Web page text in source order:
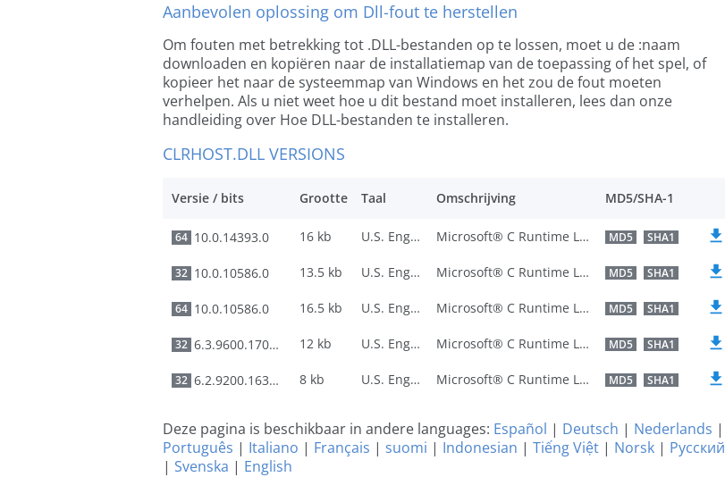
Aanbevolen oplossing om Dll-fout te herstellen
Om fouten met betrekking tot .DLL-bestanden op te lossen, moet u de :naam
downloaden en kopiëren naar de installatiemap van de toepassing of het spel, of
kopieer het naar de systeemmap van Windows en het zou de fout moeten
verhelpen. Als u niet weet hoe u dit bestand moet installeren, lees dan onze
handleiding over Hoe DLL-bestanden te installeren.
CLRHOST.DLL VERSIONS
Versie / bits Grootte Taal Omschrijving MD5/SHA-1
64 10.0.14393.0 16 kb U.S. English Microsoft® C Runtime Library MD5 SHA1
32 10.0.10586.0 13.5 kb U.S. English Microsoft® C Runtime Library MD5 SHA1
64 10.0.10586.0 16.5 kb U.S. English Microsoft® C Runtime Library MD5 SHA1
32 6.3.9600.17031 12 kb U.S. English Microsoft® C Runtime Library MD5 SHA1
32 6.2.9200.16384 8 kb U.S. English Microsoft® C Runtime Library MD5 SHA1
Deze pagina is beschikbaar in andere languages: Español | Deutsch | Nederlands |
Português | Italiano | Français | suomi | Indonesian | Tiếng Việt | Norsk | Русский
| Svenska | English